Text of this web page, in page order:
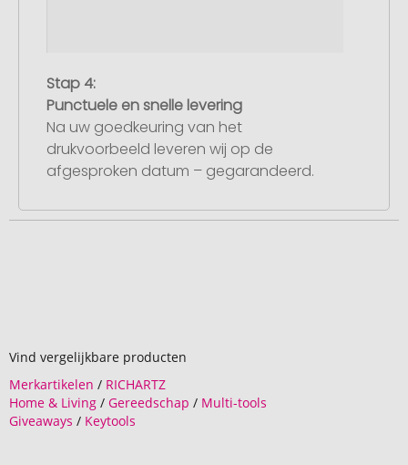
Stap 4:
Punctuele en snelle levering
Na uw goedkeuring van het
drukvoorbeeld leveren wij op de
afgesproken datum – gegarandeerd.
Vind vergelijkbare producten
Merkartikelen / RICHARTZ
Home & Living / Gereedschap / Multi-tools
Giveaways / Keytools